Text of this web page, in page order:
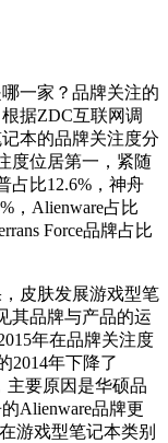
一家？品牌关注的
据ZDC互联网调
本的品牌关注度分
度位居第一，紧随
占比12.6%，神舟
，Alienware占比
Force品牌占比
皮肤发展游戏型笔
其品牌与产品的运
年在品牌关注度
2014年下降了
主要原因是华硕品
Alienware品牌更
在游戏型笔记本类别